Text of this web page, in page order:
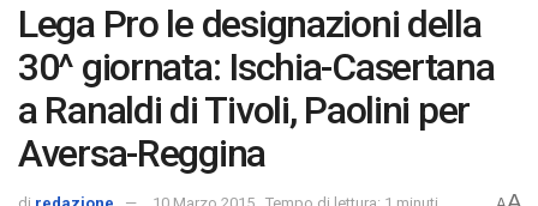
Lega Pro le designazioni della
30^ giornata: Ischia-Casertana
a Ranaldi di Tivoli, Paolini per
Aversa-Reggina